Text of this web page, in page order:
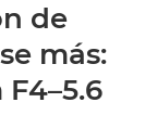
de
más: